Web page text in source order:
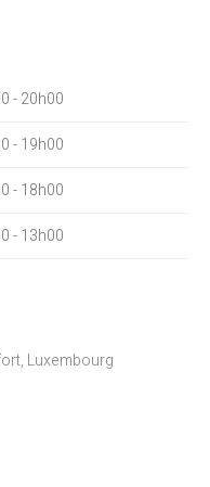
- 20h00
- 19h00
- 18h00
- 13h00
Luxembourg